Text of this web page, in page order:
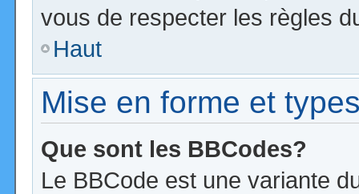
vous de respecter les règles
Haut
Mise en forme et
Que sont les BBCodes?
Le BBCode est une variante